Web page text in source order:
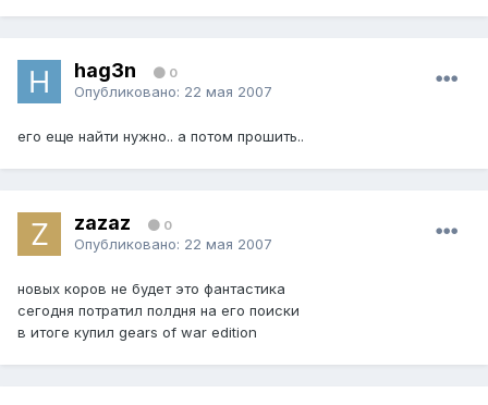
hag3n 0
Опубликовано: 22 мая 2007
его еще найти нужно.. а потом прошить..
zazaz 0
Опубликовано: 22 мая 2007
новых коров не будет это фантастика
сегодня потратил полдня на его поиски
в итоге купил gears of war edition